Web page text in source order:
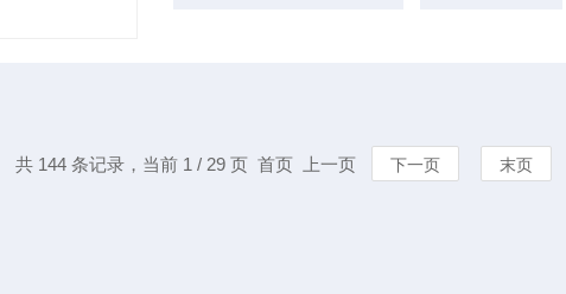
共 144 条记录，当前 1 / 29 页 首页 上一页 下一页 末页